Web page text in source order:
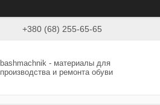
+380 (68) 255-65-65
bashmachnik - материалы для
производства и ремонта обуви